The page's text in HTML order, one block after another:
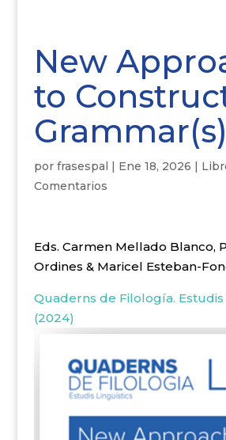
New
to
Grammar(s)
por frasespal | Ene 18, 2026 |
Comentarios
Eds. Carmen Mellado Blanco,
Ordines & Maricel Esteban-
Quaderns de Filología.
(2024)